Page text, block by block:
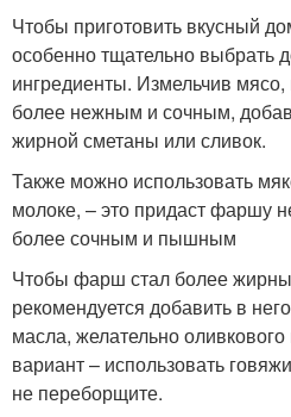
Чтобы приготовить вкусный
особенно тщательно выбрать
ингредиенты. Измельчив
более нежным и сочным,
жирной сметаны или сливок.
Также можно использовать
молоке, – это придаст фаршу
более сочным и пышным
Чтобы фарш стал более
рекомендуется добавить в
масла, желательно
вариант – использовать
не переборщите.